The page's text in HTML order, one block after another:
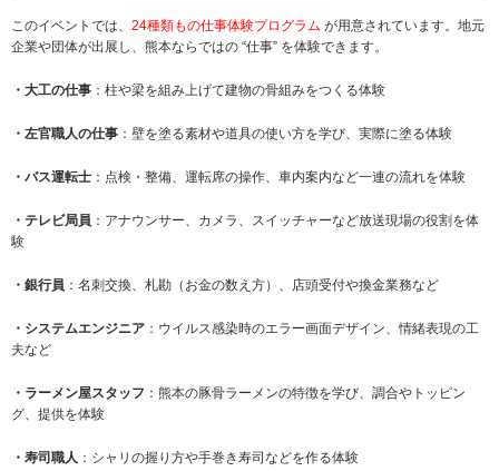
このイベントでは、 24種類もの仕事体験プログラム が用意されています。地元
企業や団体が出展し、熊本ならではの “仕事” を体験できます。
・大工の仕事 ：柱や梁を組み上げて建物の骨組みをつくる体験
・左官職人の仕事 ：壁を塗る素材や道具の使い方を学び、実際に塗る体験
・バス運転士 ：点検・整備、運転席の操作、車内案内など一連の流れを体験
・ テレビ局員 ：アナウンサー、カメラ、スイッチャーなど放送現場の役割を体
験
・銀行員 ：名刺交換、札勘（お金の数え方）、店頭受付や換金業務など
・システムエンジニア ：ウイルス感染時のエラー画面デザイン、情緒表現の工
夫など
・ラーメン屋スタッフ ：熊本の豚骨ラーメンの特徴を学び、調合やトッピン
グ、提供を体験
・寿司職人 ：シャリの握り方や手巻き寿司などを作る体験